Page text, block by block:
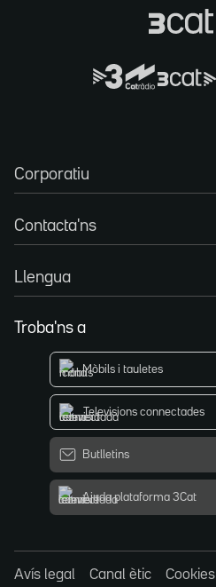
Corporatiu
Contacta'ns
Llengua
Troba'ns a
Mòbils i tauletes
Televisions connectades
Butlletins
Ajuda plataforma 3Cat
Avís legal Canal ètic Cookies